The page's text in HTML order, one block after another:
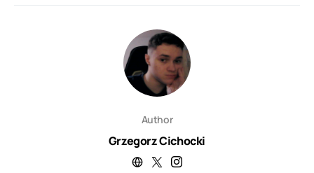
Author
Grzegorz Cichocki